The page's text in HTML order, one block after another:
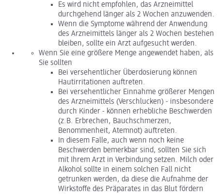
Es wird nicht empfohlen, das Arzneimittel
durchgehend länger als 2 Wochen anzuwenden.
Wenn die Symptome während der Anwendung
des Arzneimittels länger als 2 Wochen bestehen
bleiben, sollte ein Arzt aufgesucht werden.
Wenn Sie eine größere Menge angewendet haben, als
Sie sollten
Bei versehentlicher Überdosierung können
Hautirritationen auftreten.
Bei versehentlicher Einnahme größerer Mengen
des Arzneimittels (Verschlucken) - insbesondere
durch Kinder - können erhebliche Beschwerden
(z.B. Erbrechen, Bauchschmerzen,
Benommenheit, Atemnot) auftreten.
In diesem Falle, auch wenn noch keine
Beschwerden bemerkbar sind, sollten Sie sich
mit Ihrem Arzt in Verbindung setzen. Milch oder
Alkohol sollte in einem solchen Fall nicht
getrunken werden, da diese die Aufnahme der
Wirkstoffe des Präparates in das Blut fördern